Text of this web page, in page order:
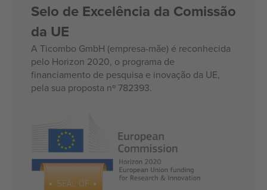
Selo de Excelência da Comissão
da UE
A Ticombo GmbH (empresa-mãe) é reconhecida
pelo Horizon 2020, o programa de
financiamento de pesquisa e inovação da UE,
pela sua proposta nº 782393.